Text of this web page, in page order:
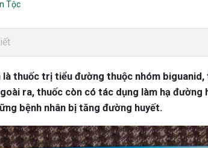
Tộc
thuốc trị tiểu đường thuộc nhóm
ra, thuốc còn có tác dụng làm hạ đường
bệnh nhân bị tăng đường huyết.